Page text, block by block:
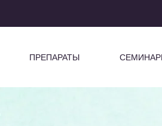
ПРЕПАРАТЫ